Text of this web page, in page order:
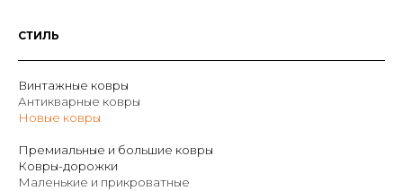
СТИЛЬ
Винтажные ковры
Антикварные ковры
Новые ковры
Премиальные и большие ковры
Ковры-дорожки
Маленькие и прикроватные